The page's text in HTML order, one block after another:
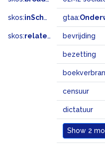
skos:inScheme gtaa:
skos:related bevrijding
bezetting
censuur
dictatuur
Show 2